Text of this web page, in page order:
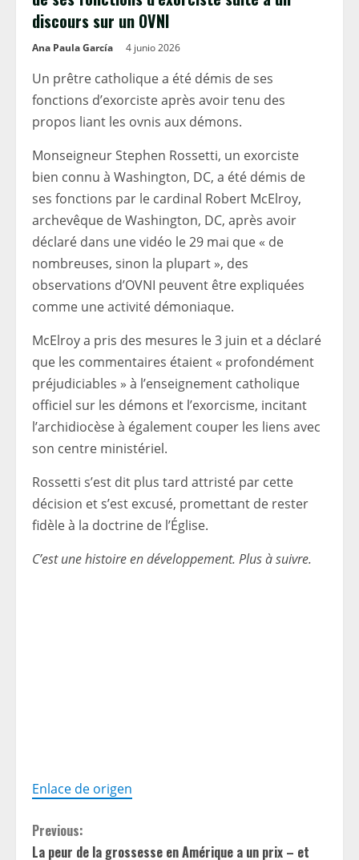
discours sur un OVNI
Ana Paula García 4 junio 2026
Un prêtre catholique a été démis de ses
fonctions d’exorciste après avoir tenu des
propos liant les ovnis aux démons.
Monseigneur Stephen Rossetti, un exorciste
bien connu à Washington, DC, a été démis de
ses fonctions par le cardinal Robert McElroy,
archevêque de Washington, DC, après avoir
déclaré dans une vidéo le 29 mai que « de
nombreuses, sinon la plupart », des
observations d’OVNI peuvent être expliquées
comme une activité démoniaque.
McElroy a pris des mesures le 3 juin et a déclaré
que les commentaires étaient « profondément
préjudiciables » à l’enseignement catholique
officiel sur les démons et l’exorcisme, incitant
l’archidiocèse à également couper les liens avec
son centre ministériel.
Rossetti s’est dit plus tard attristé par cette
décision et s’est excusé, promettant de rester
fidèle à la doctrine de l’Église.
C’est une histoire en développement. Plus à suivre.
Enlace de origen
C
Previous:
La peur de la grossesse en Amérique a un prix – et